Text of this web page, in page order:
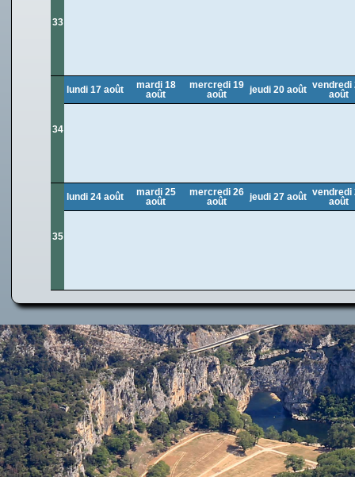
33
34
lundi 17 août
mardi 18
août
mercredi 19
août
jeudi 20 août
vendredi
août
35
lundi 24 août
mardi 25
août
mercredi 26
août
jeudi 27 août
vendredi
août